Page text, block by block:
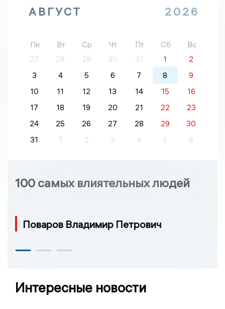
АВГУСТ 2026
Пн Вт Ср Чт Пт Сб
Вс
27
28 29 30 31 1
2
3
4 5 6 7 8
9
10
11 12 13 14 15
16
17
18 19 20 21 22
23
24
25 26 27 28 29
30
31
1 2 3 4 5 6
100 самых влиятельных людей
Поваров Владимир Петрович
Интересные новости